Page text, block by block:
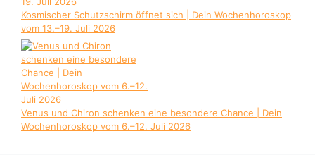
Kosmischer Schutzschirm öffnet sich | Dein Wochenhoroskop
vom 13.–19. Juli 2026
Venus und Chiron schenken eine besondere Chance | Dein
Wochenhoroskop vom 6.–12. Juli 2026